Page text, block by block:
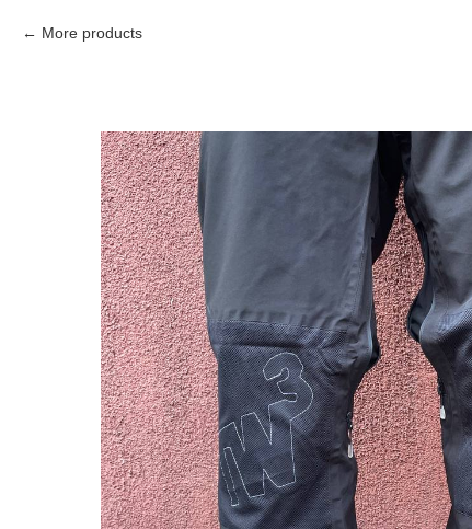
More products